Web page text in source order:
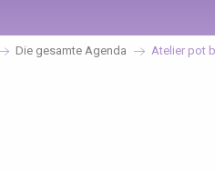
Die gesamte Agenda Atelier pot